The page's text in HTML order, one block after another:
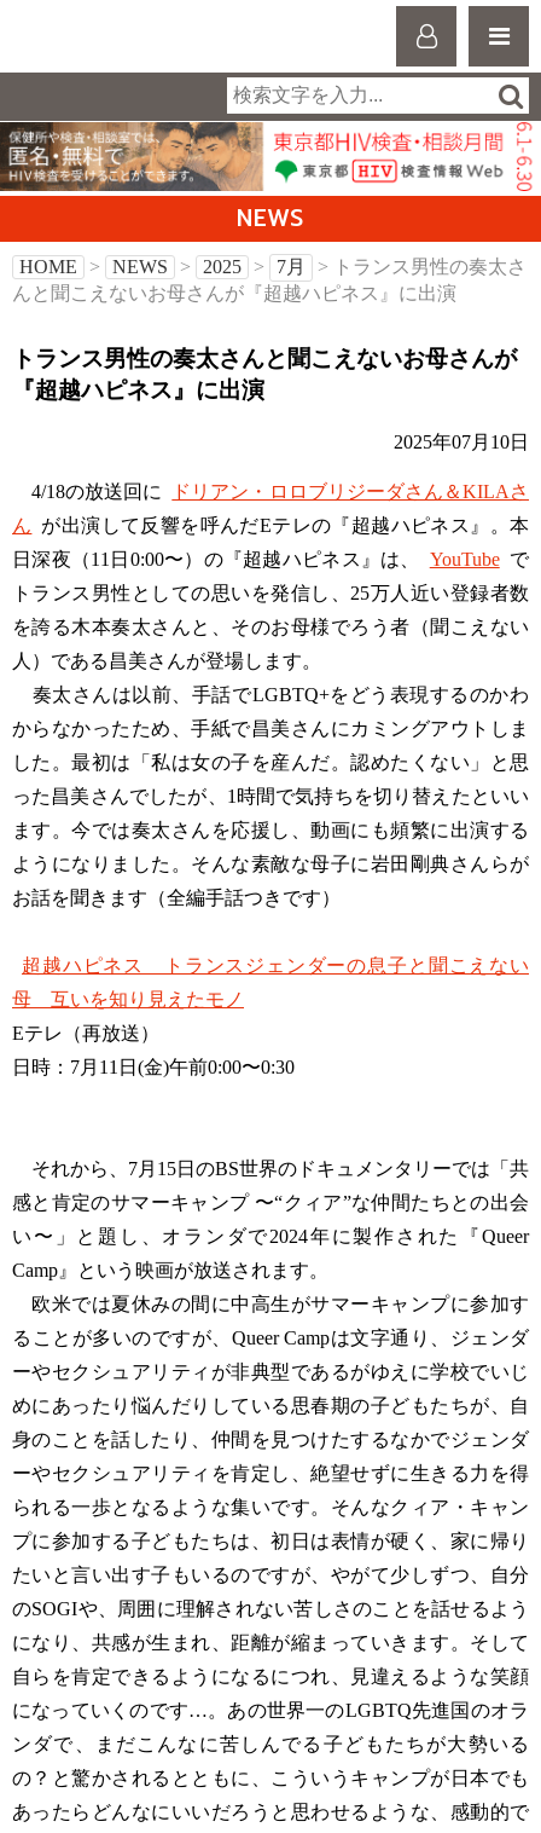
NEWS
HOME > NEWS > 2025 > 7月
> トランス男性の奏太さ
んと聞こえないお母さんが『超越ハピネス』に出演
トランス男性の奏太さんと聞こえないお母さんが
『超越ハピネス』に出演
2025年07月10日
4/18の放送回に
ドリアン・ロロブリジーダさん＆KILAさ
ん が出演して反響を呼んだEテレの『超越ハピネス』。本
日深夜（11日0:00〜）の『超越ハピネス』は、
YouTube で
トランス男性としての思いを発信し、25万人近い登録者数
を誇る木本奏太さんと、そのお母様でろう者（聞こえない
人）である昌美さんが登場します。
奏太さんは以前、手話でLGBTQ+をどう表現するのかわ
からなかったため、手紙で昌美さんにカミングアウトしま
した。最初は「私は女の子を産んだ。認めたくない」と思
った昌美さんでしたが、1時間で気持ちを切り替えたといい
ます。今では奏太さんを応援し、動画にも頻繁に出演する
ようになりました。そんな素敵な母子に岩田剛典さんらが
お話を聞きます（全編手話つきです）
超越ハピネス トランスジェンダーの息子と聞こえない
母 互いを知り見えたモノ
Eテレ（再放送）
日時：7月11日(金)午前0:00〜0:30
それから、7月15日のBS世界のドキュメンタリーでは「共
感と肯定のサマーキャンプ 〜“クィア”な仲間たちとの出会
い〜」と題し、オランダで2024年に製作された『Queer
Camp』という映画が放送されます。
欧米では夏休みの間に中高生がサマーキャンプに参加す
ることが多いのですが、Queer Campは文字通り、ジェンダ
ーやセクシュアリティが非典型であるがゆえに学校でいじ
めにあったり悩んだりしている思春期の子どもたちが、自
身のことを話したり、仲間を見つけたするなかでジェンダ
ーやセクシュアリティを肯定し、絶望せずに生きる力を得
られる一歩となるような集いです。そんなクィア・キャン
プに参加する子どもたちは、初日は表情が硬く、家に帰り
たいと言い出す子もいるのですが、やがて少しずつ、自分
のSOGIや、周囲に理解されない苦しさのことを話せるよう
になり、共感が生まれ、距離が縮まっていきます。そして
自らを肯定できるようになるにつれ、見違えるような笑顔
になっていくのです…。あの世界一のLGBTQ先進国のオラ
ンダで、まだこんなに苦しんでる子どもたちが大勢いる
の？と驚かされるとともに、こういうキャンプが日本でも
あったらどんなにいいだろうと思わせるような、感動的で